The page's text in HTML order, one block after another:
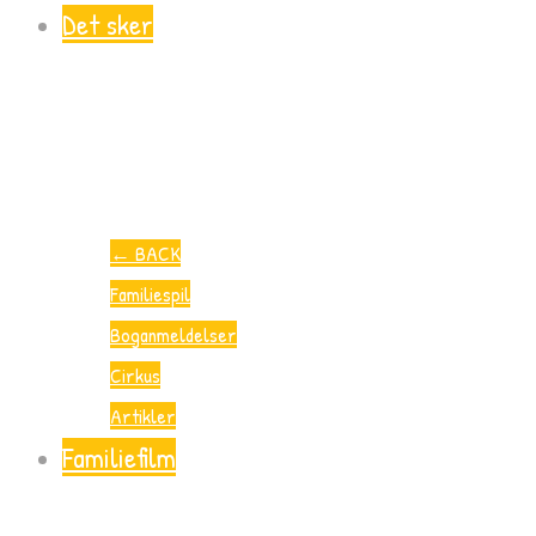
Det sker
← BACK
Familiespil
Boganmeldelser
Cirkus
Artikler
Familiefilm